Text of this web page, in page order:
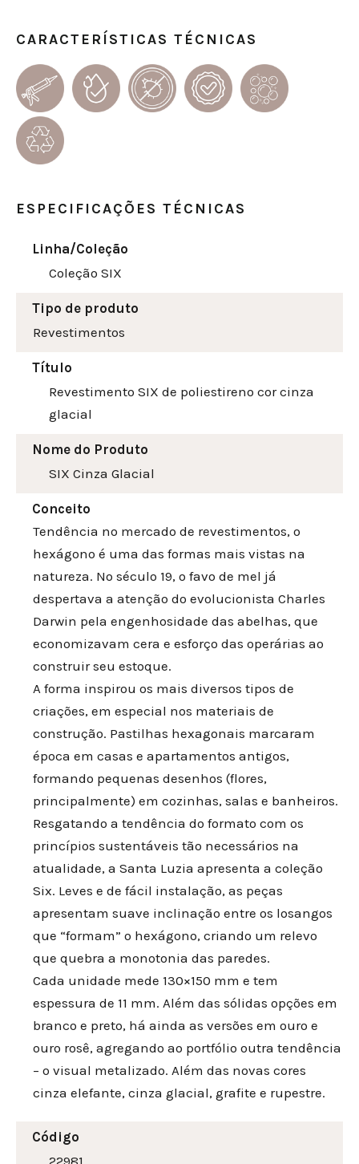
CARACTERÍSTICAS TÉCNICAS
ESPECIFICAÇÕES TÉCNICAS
Linha/Coleção
Coleção SIX
Tipo de produto
Revestimentos
Título
Revestimento SIX de poliestireno cor cinza
glacial
Nome do Produto
SIX Cinza Glacial
Conceito
Tendência no mercado de revestimentos, o
hexágono é uma das formas mais vistas na
natureza. No século 19, o favo de mel já
despertava a atenção do evolucionista Charles
Darwin pela engenhosidade das abelhas, que
economizavam cera e esforço das operárias ao
construir seu estoque.
A forma inspirou os mais diversos tipos de
criações, em especial nos materiais de
construção. Pastilhas hexagonais marcaram
época em casas e apartamentos antigos,
formando pequenas desenhos (flores,
principalmente) em cozinhas, salas e banheiros.
Resgatando a tendência do formato com os
princípios sustentáveis tão necessários na
atualidade, a Santa Luzia apresenta a coleção
Six. Leves e de fácil instalação, as peças
apresentam suave inclinação entre os losangos
que “formam” o hexágono, criando um relevo
que quebra a monotonia das paredes.
Cada unidade mede 130×150 mm e tem
espessura de 11 mm. Além das sólidas opções em
branco e preto, há ainda as versões em ouro e
ouro rosê, agregando ao portfólio outra tendência
– o visual metalizado. Além das novas cores
cinza elefante, cinza glacial, grafite e rupestre.
Código